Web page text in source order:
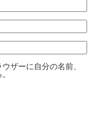
ザーに自分の名前、